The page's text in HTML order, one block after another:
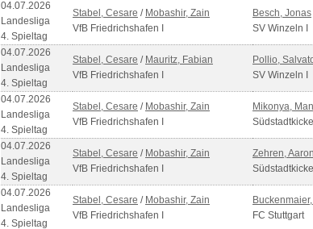
04.07.2026
Landesliga
4. Spieltag
Stabel, Cesare / Mobashir, Zain
VfB Friedrichshafen I
Besch, Jonas
SV Winzeln I
04.07.2026
Landesliga
4. Spieltag
Stabel, Cesare / Mauritz, Fabian
VfB Friedrichshafen I
Pollio,
SV Winzeln I
04.07.2026
Landesliga
4. Spieltag
Stabel, Cesare / Mobashir, Zain
VfB Friedrichshafen I
Mikonya,
04.07.2026
Landesliga
4. Spieltag
Stabel, Cesare / Mobashir, Zain
VfB Friedrichshafen I
Zehren, Aaron
04.07.2026
Landesliga
4. Spieltag
Stabel, Cesare / Mobashir, Zain
VfB Friedrichshafen I
FC Stuttgart